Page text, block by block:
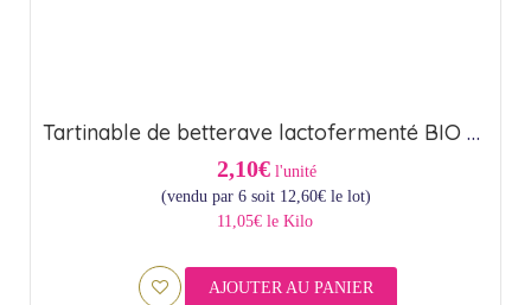
Tartinable de betterave lactofermenté BIO Nutriform (23,5cl)
2,10€ l'unité
(vendu par 6 soit 12,60€le lot)
11,05€ le Kilo
AJOUTER AU PANIER